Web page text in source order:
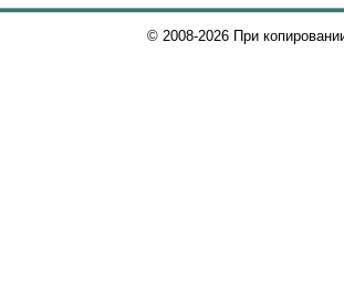
© 2008-2026 При